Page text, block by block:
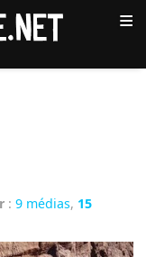
≡
:9 médias, 15